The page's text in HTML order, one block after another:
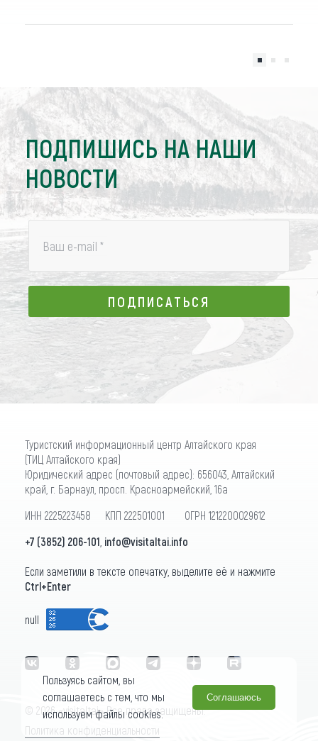
ПОДПИШИСЬ НА НАШИ
НОВОСТИ
Ваш e-mail *
ПОДПИСАТЬСЯ
ПОДПИСАТЬСЯ
Туристский информационный центр Алтайского края
(ТИЦ Алтайского края)
Юридический адрес (почтовый адрес): 656043, Алтайский
край, г. Барнаул, просп. Красноармейский, 16а
ИНН 2225223458 КПП 222501001 ОГРН 1212200029612
+7 (3852) 206-101 info@visitaltai.info
Если заметили в тексте опечатку, выделите её и нажмите
Ctrl+Enter
null
© 2026 «visitaltai» Все права защищены.
Политика конфиденциальности
Пользуясь сайтом, вы
соглашаетесь с тем, что мы
используем файлы cookies.
Соглашаюсь